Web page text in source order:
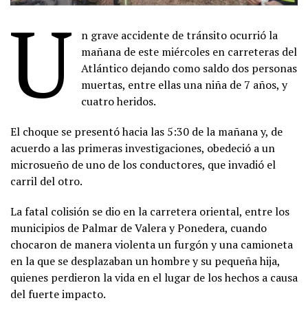
U
n grave accidente de tránsito ocurrió la
mañana de este miércoles en carreteras del
Atlántico dejando como saldo dos personas
muertas, entre ellas una niña de 7 años, y
cuatro heridos.
El choque se presentó hacia las 5:30 de la mañana y, de
acuerdo a las primeras investigaciones, obedeció a un
microsueño de uno de los conductores, que invadió el
carril del otro.
La fatal colisión se dio en la carretera oriental, entre los
municipios de Palmar de Valera y Ponedera, cuando
chocaron de manera violenta un furgón y una camioneta
en la que se desplazaban un hombre y su pequeña hija,
quienes perdieron la vida en el lugar de los hechos a causa
del fuerte impacto.